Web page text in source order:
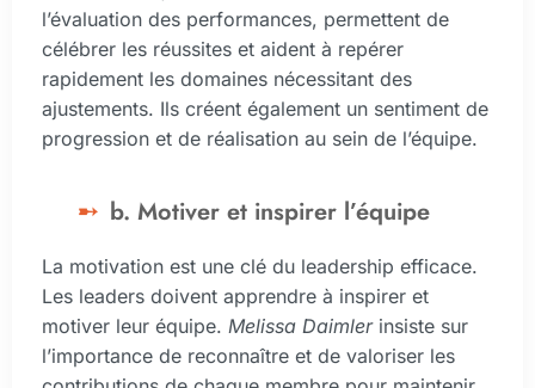
l’évaluation des performances, permettent de
célébrer les réussites et aident à repérer
rapidement les domaines nécessitant des
ajustements. Ils créent également un sentiment de
progression et de réalisation au sein de l’équipe.
b. Motiver et inspirer l’équipe
La motivation est une clé du leadership efficace.
Les leaders doivent apprendre à inspirer et
motiver leur équipe. Melissa Daimlerinsiste sur
l’importance de reconnaître et de valoriser les